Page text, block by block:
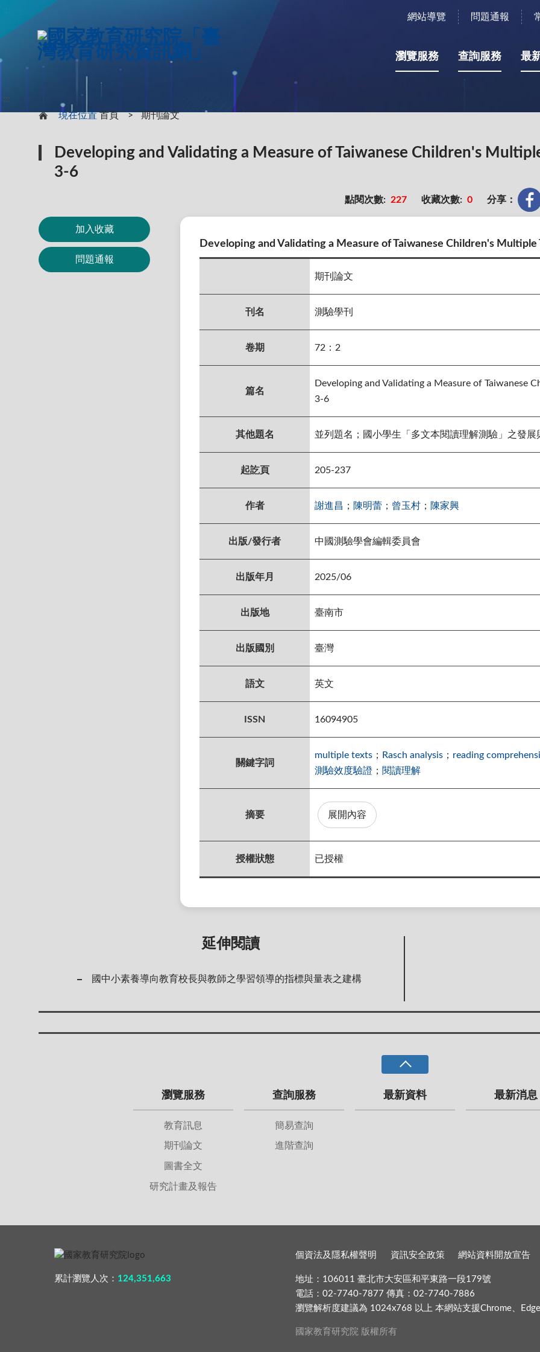
網站導覽 問題通報
瀏覽服務 查詢服務 最
:::
現在位置 首頁 期刊論文
Developing and Validating a Measure of Taiwanese Children's
3-6
點閱次數: 227 收藏次數: 0 分享：
加入收藏
問題通報
Developing and Validating a Measure of Taiwanese Children's
期刊論文
刊名 測驗學刊
卷期 72：2
篇名
Developing and Validating a Measure of Taiwanese
3-6
其他題名 並列題名；國小學生「多文本閱讀理解測驗」之發展
起訖頁 205-237
作者 謝進昌 ； 陳明蕾 ； 曾玉村 ； 陳家興
出版/發行者 中國測驗學會編輯委員會
出版年月 2025/06
出版地 臺南市
出版國別 臺灣
語文 英文
ISSN 16094905
關鍵字詞
multiple texts ； Rasch analysis ； reading
測驗效度驗證 ； 閱讀理解
摘要 展開內容
授權狀態 已授權
延伸閱讀
國中小素養導向教育校長與教師之學習領導的指標與量表之建構
:::
瀏覽服務
教育訊息
期刊論文
圖書全文
研究計畫及報告
查詢服務
簡易查詢
進階查詢
最新資料 最新消息
累計瀏覽人次： 124,351,663
個資法及隱私權聲明 資訊安全政策 網站資料開放宣告
地址：106011 臺北市大安區和平東路一段179號
電話：02-7740-7877 傳真：02-7740-7886
瀏覽解析度建議為 1024x768 以上 本網站支援Chrome、
國家教育研究院 版權所有